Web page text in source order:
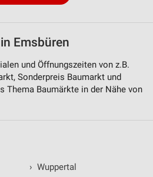
Emsbüren
und Öffnungszeiten von z.B.
Sonderpreis Baumarkt und
Thema Baumärkte in der Nähe von
› Wuppertal